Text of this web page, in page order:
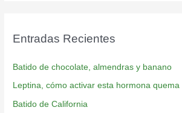
Entradas Recientes
Batido de chocolate, almendras y banano
Leptina, cómo activar esta hormona quema
Batido de California